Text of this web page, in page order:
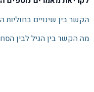
הקשר בין שינויים בחוליות
מה הקשר בין הגיל לבין